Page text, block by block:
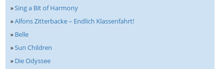
»Sing a Bit of Harmony
»Alfons Zitterbacke – Endlich Klassenfahrt!
» Belle
»Sun Children
» Die Odyssee